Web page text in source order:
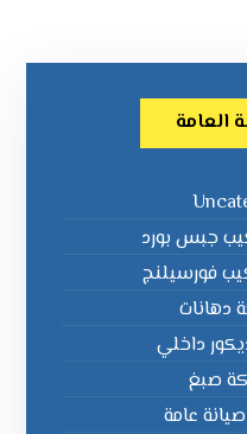
العامة
جبس بورد
فورسيلنج
دهانات
داخلي
صبغ
عامة